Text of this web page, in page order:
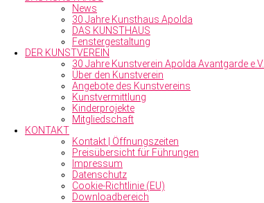
News
30 Jahre Kunsthaus Apolda
DAS KUNSTHAUS
Fenstergestaltung
DER KUNSTVEREIN
30 Jahre Kunstverein Apolda Avantgarde e.V.
Über den Kunst­verein
Angebote des Kunstvereins
Kunstvermittlung
Kinderprojekte
Mitgliedschaft
KONTAKT
Kontakt | Öffnungszeiten
Preisübersicht für Führungen
Impressum
Datenschutz
Cookie-Richtlinie (EU)
Downloadbereich